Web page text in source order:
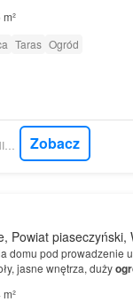
Taras Ogród
MORIZON.PL - REALS NIERUCHOMOŚCI Zobacz
Powiat piaseczyński,
domu pod prowadzenie
jasne wnętrza, duży
bezczynszowe w